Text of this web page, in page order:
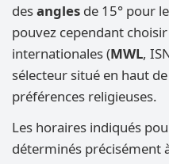
desangles de 15° pour
pouvez cependant
internationales (MWL,
sélecteur situé en haut
préférences religieuses.
Les horaires indiqués
déterminés précisément